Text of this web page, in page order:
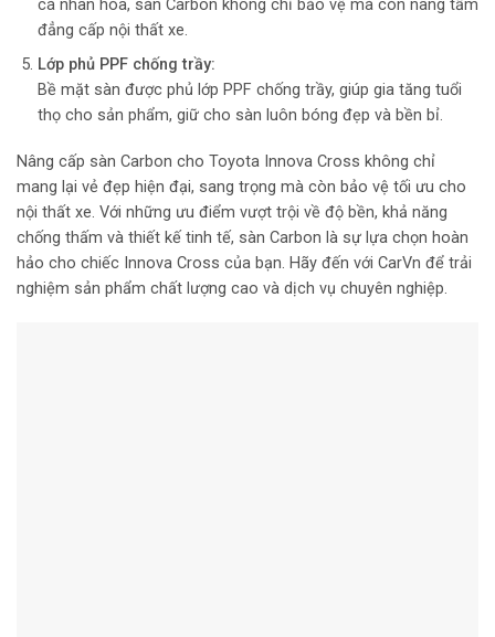
cá nhân hóa, sàn Carbon không chỉ bảo vệ mà còn nâng tầm
đẳng cấp nội thất xe.
Lớp phủ PPF chống trầy:
Bề mặt sàn được phủ lớp PPF chống trầy, giúp gia tăng tuổi
thọ cho sản phẩm, giữ cho sàn luôn bóng đẹp và bền bỉ.
Nâng cấp sàn Carbon cho Toyota Innova Cross không chỉ
mang lại vẻ đẹp hiện đại, sang trọng mà còn bảo vệ tối ưu cho
nội thất xe. Với những ưu điểm vượt trội về độ bền, khả năng
chống thấm và thiết kế tinh tế, sàn Carbon là sự lựa chọn hoàn
hảo cho chiếc Innova Cross của bạn. Hãy đến với CarVn để trải
nghiệm sản phẩm chất lượng cao và dịch vụ chuyên nghiệp.